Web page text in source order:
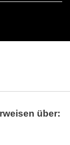
über: